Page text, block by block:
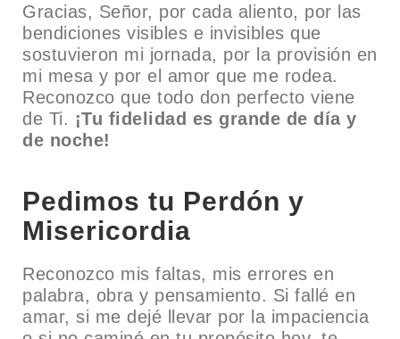
Gracias, Señor, por cada aliento, por las
bendiciones visibles e invisibles que
sostuvieron mi jornada, por la provisión en
mi mesa y por el amor que me rodea.
Reconozco que todo don perfecto viene
de Ti. ¡Tu fidelidad es grande de día y
de noche!
Pedimos tu Perdón y
Misericordia
Reconozco mis faltas, mis errores en
palabra, obra y pensamiento. Si fallé en
amar, si me dejé llevar por la impaciencia